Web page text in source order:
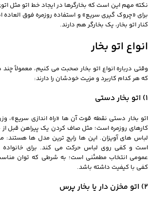
نکته مهم این است که بخارگرها در ایجاد خط اتو مثل
برای «چروک گیری سریع» و استفاده روزمره فوق
کنار اتو بخار، یک بخارگر هم دارند.
انواع اتو بخار
وقتی درباره انواع اتو بخار صحبت می کنیم، معمولاً
که هر کدام کاربرد و مزیت خودشان را دارند:
1) اتو بخار دستی
اتو بخار دستی نقطه قوت آن ها «راه اندازی سریع»،
کارهای روزمره است؛ مثل صاف کردن یک پیراهن قبل از
لباس های آویزان. این ها رایج ترین مدل ها
است و کفی روی لباس حرکت می کند. برای خانواده
عمومی انتخاب مطمئنی است؛ به شرطی که توان
کفی با کیفیت داشته باشد.
2) اتو مخزن دار یا بخار پرس